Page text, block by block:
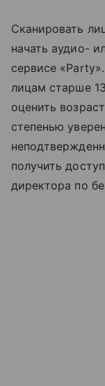
Сканировать
начать аудио-
сервисе
лицам старше
оценить
степенью
получить
директора по